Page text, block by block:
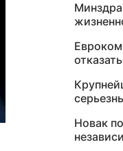
Новак